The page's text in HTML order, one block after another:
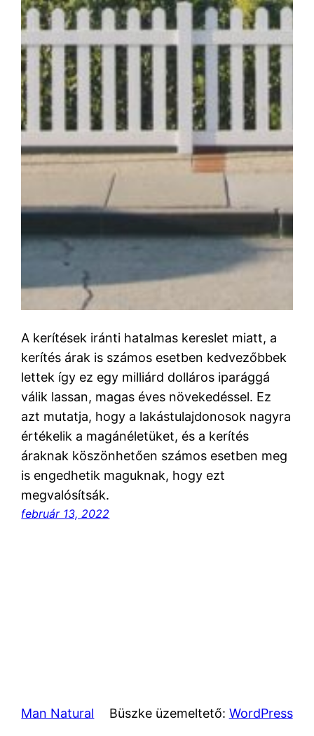
A kerítések iránti hatalmas kereslet miatt, a
kerítés árak is számos esetben kedvezőbbek
lettek így ez egy milliárd dolláros iparággá
válik lassan, magas éves növekedéssel. Ez
azt mutatja, hogy a lakástulajdonosok nagyra
értékelik a magánéletüket, és a kerítés
áraknak köszönhetően számos esetben meg
is engedhetik maguknak, hogy ezt
megvalósítsák.
február 13, 2022
Man Natural Büszke üzemeltető: WordPress